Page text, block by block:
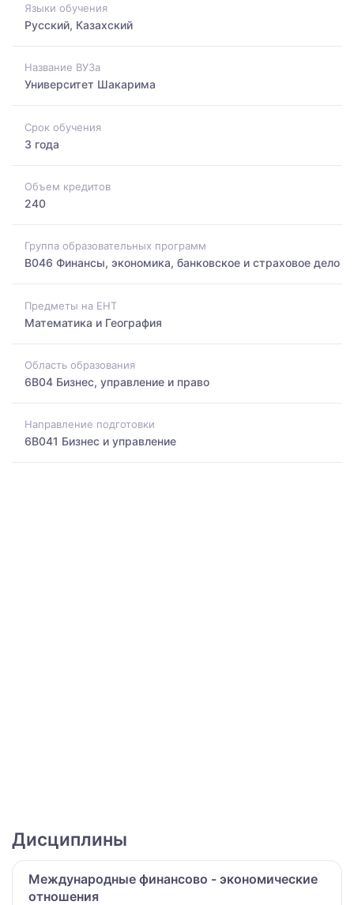
Языки обучения
Русский, Казахский
Название ВУЗа
Университет Шакарима
Срок обучения
3 года
Объем кредитов
240
Группа образовательных программ
B046 Финансы, экономика, банковское и страховое дело
Предметы на ЕНТ
Математика и География
Область образования
6B04 Бизнес, управление и право
Направление подготовки
6B041 Бизнес и управление
Дисциплины
Международные финансово - экономические
отношения